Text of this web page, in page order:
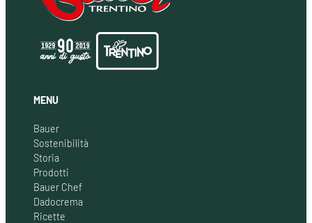
MENU
Bauer
Sostenibilità
Storia
Prodotti
Bauer Chef
Dadocrema
Ricette